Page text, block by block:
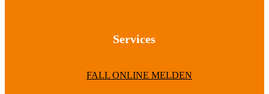
Services
FALL ONLINE MELDEN